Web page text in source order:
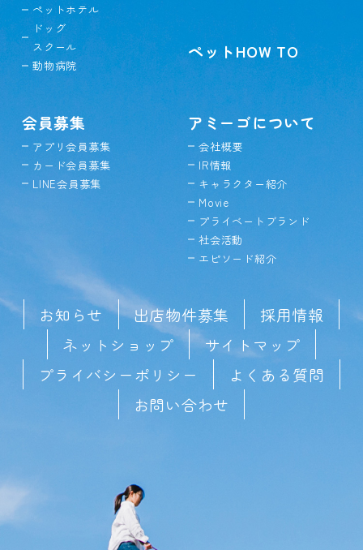
ペットホテル
ドッグ
スクール
動物病院
ペットHOW TO
会員募集
アプリ会員募集
カード会員募集
LINE会員募集
アミーゴについて
会社概要
IR情報
キャラクター紹介
Movie
プライベートブランド
社会活動
エピソード紹介
お知らせ 出店物件募集
採用情報
ネットショップ
サイトマップ
プライバシーポリシー
よくある質問
お問い合わせ